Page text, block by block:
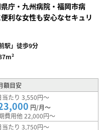
庁・九州病院・福岡市病
利な女性も安心なセキュリ
駅」徒歩9分
額目安
当たり 3,550円～
円/月～
費用他 22,000円～
当たり 3,750円～